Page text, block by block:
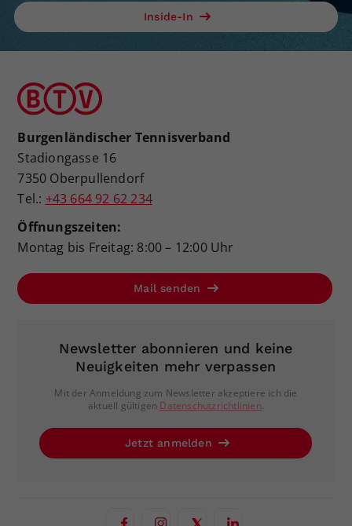
Inside-In
Burgenländischer Tennisverband
Stadiongasse 16
7350 Oberpullendorf
Tel.: +43 664 92 62 234
Öffnungszeiten:
Montag bis Freitag: 8:00 – 12:00 Uhr
Mail senden
Newsletter abonnieren und keine
Neuigkeiten mehr verpassen
Mit der Anmeldung zum Newsletter akzeptiere ich die
aktuell gültigen Datenschutzrichtlinien.
Jetzt anmelden